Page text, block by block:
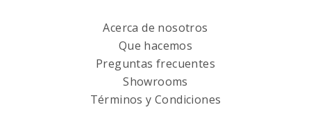
Acerca de nosotros
Que hacemos
Preguntas frecuentes
Showrooms
Términos y Condiciones